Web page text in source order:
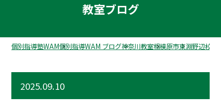
教室ブログ
個別指導塾WAM個別指導WAM ブログ神奈川教室相模原市東淵野辺校の
2025.09.10